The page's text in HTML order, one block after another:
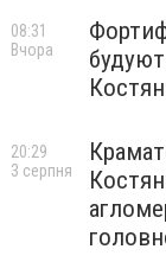
08:31
Вчора
20:29
3 серпня